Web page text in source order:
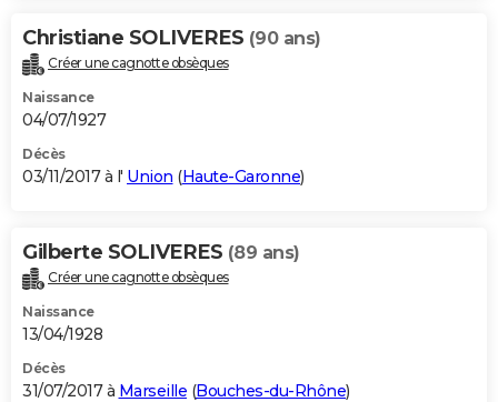
Christiane SOLIVERES (90 ans)
Créer une cagnotte obsèques
Naissance
04/07/1927
Décès
03/11/2017 à l' Union (Haute-Garonne)
Gilberte SOLIVERES (89 ans)
Créer une cagnotte obsèques
Naissance
13/04/1928
Décès
31/07/2017 à Marseille (Bouches-du-Rhône)